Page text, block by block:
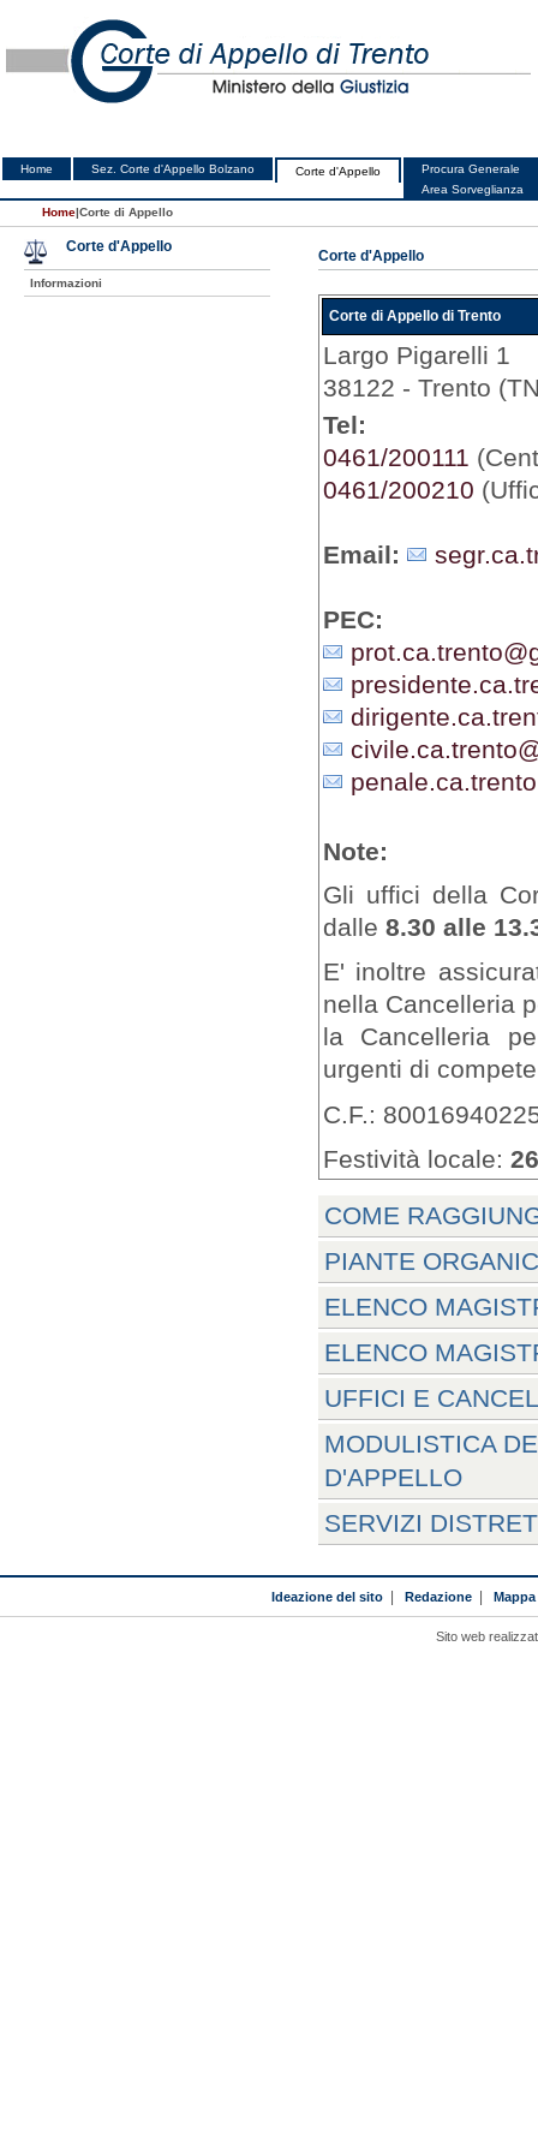
Home Sez. Corte d'Appello Bolzano Corte d'Appello
Procura Generale
Area Sorveglianza
Home|Corte di Appello
Corte d'Appello
Corte di Appello di Trento
Largo Pigarelli 1
38122 - Trento
Tel:
0461/200111
0461/200210
Email:
PEC:
Note:
Gli uffici della
dalle 8.30 alle
E' inoltre
nella Cancelleria
la Cancelleria
urgenti di
C.F.:
Festività locale:
COME
PIANTE
ELENCO
ELENCO
UFFICI E
MODULISTICA
D'APPELLO
SERVIZI
Corte d'Appello
Informazioni
Ideazione del sito| Redazione|
Sito web